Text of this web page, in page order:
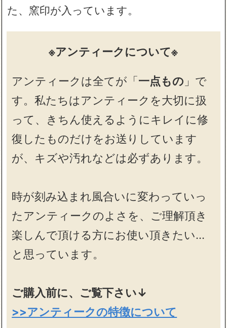
た、窯印が入っています。
※アンティークについて※
アンティークは全てが「一点もの 」で
す。私たちはアンティークを大切に扱
って、きちん使えるようにキレイに修
復したものだけをお送りしています
が、キズや汚れなどは必ずあります。
時が刻み込まれ風合いに変わっていっ
たアンティークのよさを、ご理解頂き
楽しんで頂ける方にお使い頂きたい…
と思っています。
ご購入前に、ご覧下さい↓
>>アンティークの特徴について